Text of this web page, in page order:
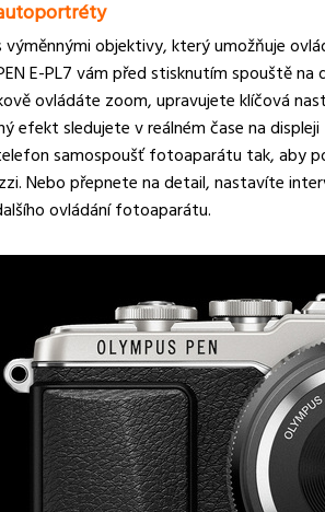
objektivy, který umožňuje
E-PL7 vám před stisknutím spouště
ovládáte zoom, upravujete klíčová
efekt sledujete v reálném čase na
samospoušť fotoaparátu tak, aby
Nebo přepnete na detail, nastavíte
ovládání fotoaparátu.